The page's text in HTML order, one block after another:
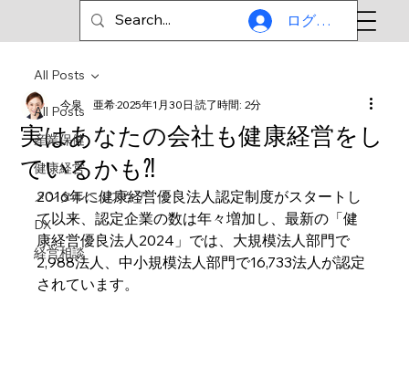
ログイン
All Posts
産業保健
健康経営
メンタルヘルスケア
DX
経営相談
All Posts
実はあなたの会社も健康経営をし
ているかも⁈
今泉 亜希2025年1月30日読了時間: 2分
2016年に健康経営優良法人認定制度がスタートし
て以来、認定企業の数は年々増加し、最新の「健
康経営優良法人2024」では、大規模法人部門で
2,988法人、中小規模法人部門で16,733法人が認定
されています。